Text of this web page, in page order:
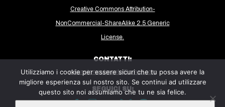
MEDIO ORIENTE
MONDO
Creative Commons Attribution-
NonCommercial-ShareAlike 2.5 Generic
License.
CONTATTI:
milanoinmovimento@gmail.com
SEGUICI SU:
Utilizziamo i cookie per essere sicuri che tu possa avere la
migliore esperienza sul nostro sito. Se continui ad utilizzare
questo sito noi assumiamo che tu ne sia felice.